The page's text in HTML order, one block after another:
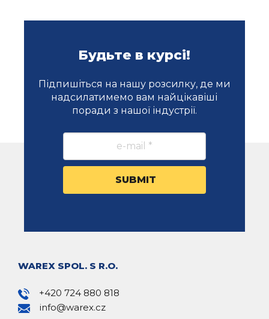
Будьте в курсі!
Підпишіться на нашу розсилку, де ми
надсилатимемо вам найцікавіші
поради з нашої індустрії.
WAREX SPOL. S R.O.
+420 724 880 818
info@warex.cz